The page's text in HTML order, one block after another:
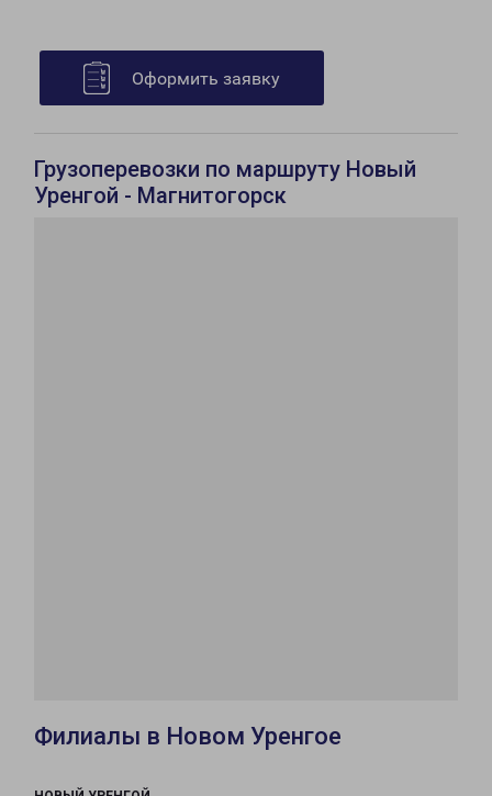
Оформить заявку
Грузоперевозки по маршруту Новый
Уренгой - Магнитогорск
Филиалы в Новом Уренгое